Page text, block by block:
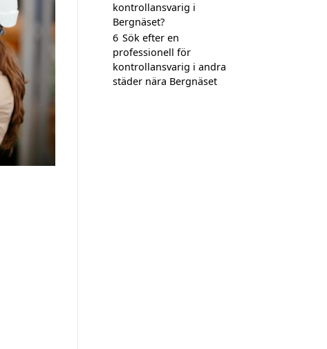
kontrollansvarig i
Bergnäset?
6 Sök efter en
professionell för
kontrollansvarig i andra
städer nära Bergnäset